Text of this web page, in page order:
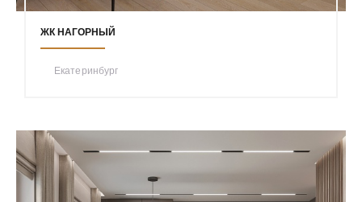
ЖК НАГОРНЫЙ
Екатеринбург